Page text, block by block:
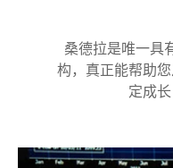
桑德拉是唯一具
构，真正能帮助
定成长